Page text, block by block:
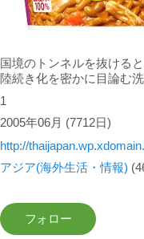
国境のトンネルを抜ける
陸続き化を密かに目論む
1
2005年06月 (7712日)
http://
アジア(海外生活・情報)